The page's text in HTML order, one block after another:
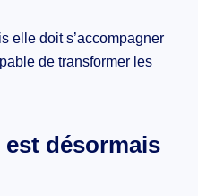
elle doit s’accompagner
de transformer les
désormais